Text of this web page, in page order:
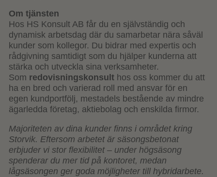
Om tjänsten
Hos HS Konsult AB får du en självständig och
dynamisk arbetsdag där du samarbetar nära såväl
kunder som kollegor. Du bidrar med expertis och
rådgivning samtidigt som du hjälper kunderna att
stärka och utveckla sina verksamheter.
Som redovisningskonsult hos oss kommer du att
ha en bred och varierad roll med ansvar för en
egen kundportfölj, mestadels bestående av mindre
ägarledda företag, aktiebolag och enskilda firmor.
Majoriteten av dina kunder finns i området kring
Storvik. Eftersom arbetet är säsongsbetonat
erbjuder vi stor flexibilitet – under högsäsong
spenderar du mer tid på kontoret, medan
lågsäsongen ger goda möjligheter till hybridarbete.